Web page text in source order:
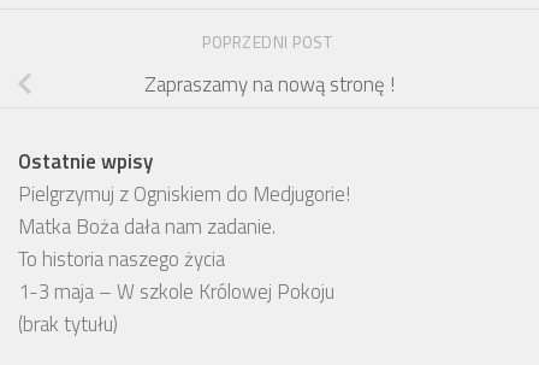
POPRZEDNI POST
Zapraszamy na nową stronę !
Ostatnie wpisy
Pielgrzymuj z Ogniskiem do Medjugorie!
Matka Boża dała nam zadanie.
To historia naszego życia
1-3 maja – W szkole Królowej Pokoju
(brak tytułu)